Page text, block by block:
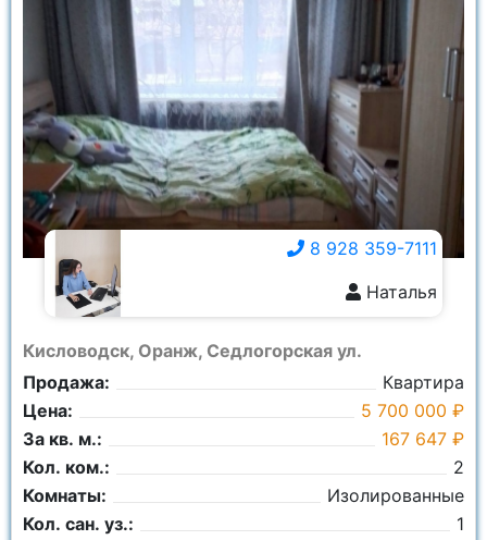
Кисловодск, Оранж, Седлогорская ул.
Продажа:
Квартира
Цена:
5 700 000 ₽
За кв. м.:
167 647 ₽
Кол. ком.:
2
Комнаты:
Изолированные
Кол. сан. уз.:
1
8 928 359-7111
Наталья